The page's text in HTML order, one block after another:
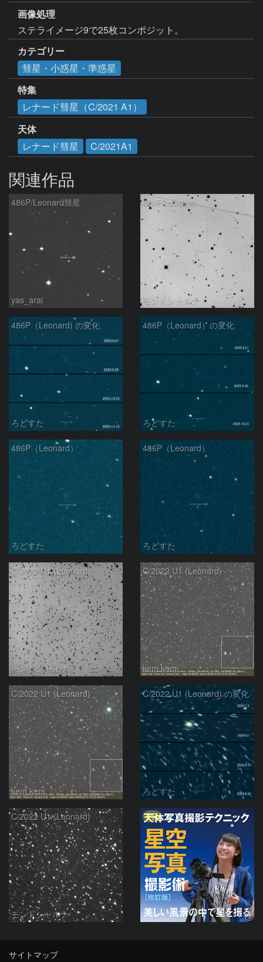
画像処理
カテゴリー
彗星・小惑星・準惑星
特集
レナード彗星（C/2021 A1）
天体
レナード彗星
C/2021A1
関連作品
486P/Leonard彗星
yas_arai
486P/Leonard
モンドシャルナ
486P（Leonard) の変化
ろどすた
486P（Leonard）の変化
ろどすた
486P（Leonard）
ろどすた
486P（Leonard）
ろどすた
C/2022 U1 (Leonard)
モンドシャルナ
C/2022 U1 (Leonard)
kem.kem
C/2022 U1 (Leonard)
kem.kem
C/2022 U1 (Leonard) の変化
ろどすた
C/2022 U1 (Leonard)
モンドシャルナ
PR
サイトマップ